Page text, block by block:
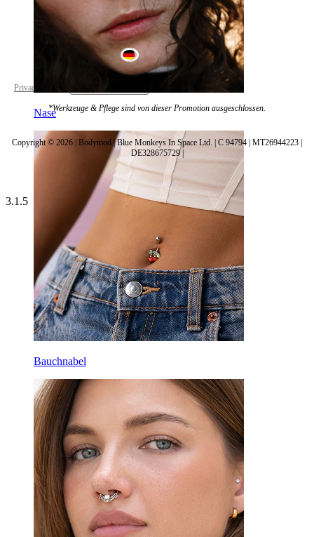
Nase
Bauchnabel
Germany
Privacy policy
*Werkzeuge & Pflege sind von dieser Promotion ausgeschlossen.
Copyright © 2026 | Bodymod | Blue Monkeys In Space Ltd. | C 94794 | MT26944223 |
DE328675729 |
3.1.5